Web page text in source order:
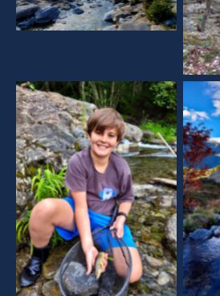
Aucune légende